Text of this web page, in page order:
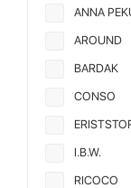
ANNA
AROUND
BARDAK
CONSO
I.B.W.
RICOCO